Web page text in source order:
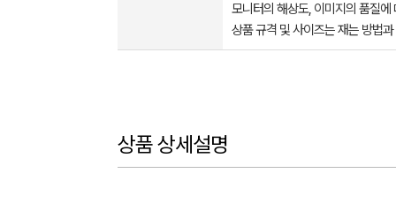
모니터의 해상도, 이미지의 품질
상품 규격 및 사이즈는 재는 방법
상품 상세설명